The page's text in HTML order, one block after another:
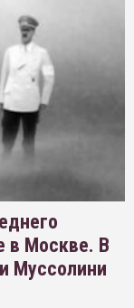
в Москве. В
Муссолини